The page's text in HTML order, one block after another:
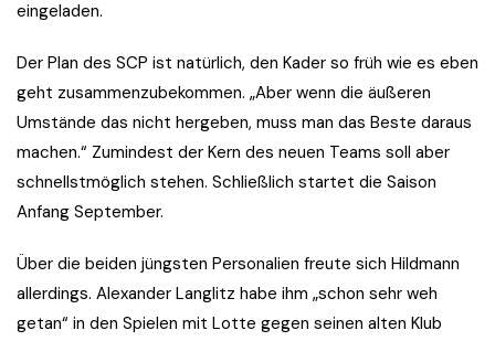
eingeladen.
Der Plan des SCP ist natürlich, den Kader so früh wie es eben
geht zusammenzubekommen. „Aber wenn die äußeren
Umstände das nicht hergeben, muss man das Beste daraus
machen.“ Zumindest der Kern des neuen Teams soll aber
schnellstmöglich stehen. Schließlich startet die Saison
Anfang September.
Über die beiden jüngsten Personalien freute sich Hildmann
allerdings. Alexander Langlitz habe ihm „schon sehr weh
getan“ in den Spielen mit Lotte gegen seinen alten Klub